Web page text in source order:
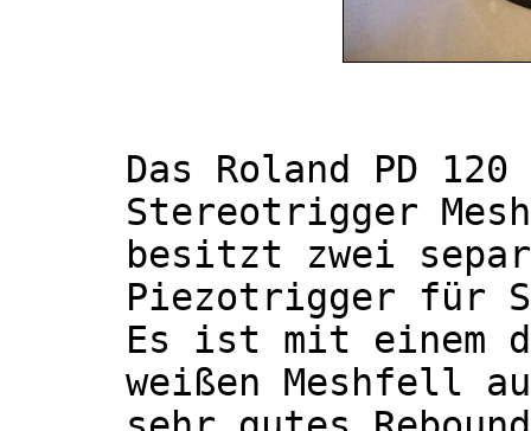
Das Roland PD
Stereotrigger
besitzt zwei
Piezotrigger für
Es ist mit einem
weißen Meshfell